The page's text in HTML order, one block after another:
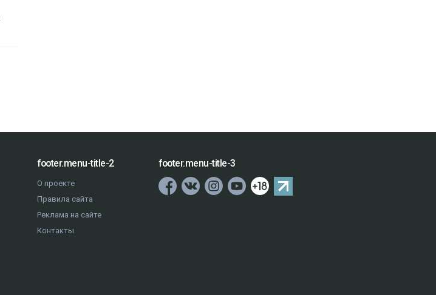
footer.menu-title-2
О проекте
Правила сайта
Реклама на сайте
Контакты
footer.menu-title-3